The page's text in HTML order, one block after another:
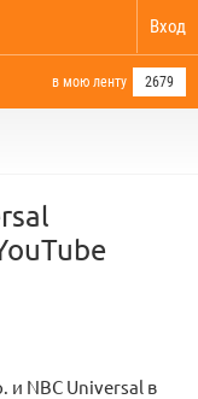
Вход
в мою ленту 2679
и NBC Universal в